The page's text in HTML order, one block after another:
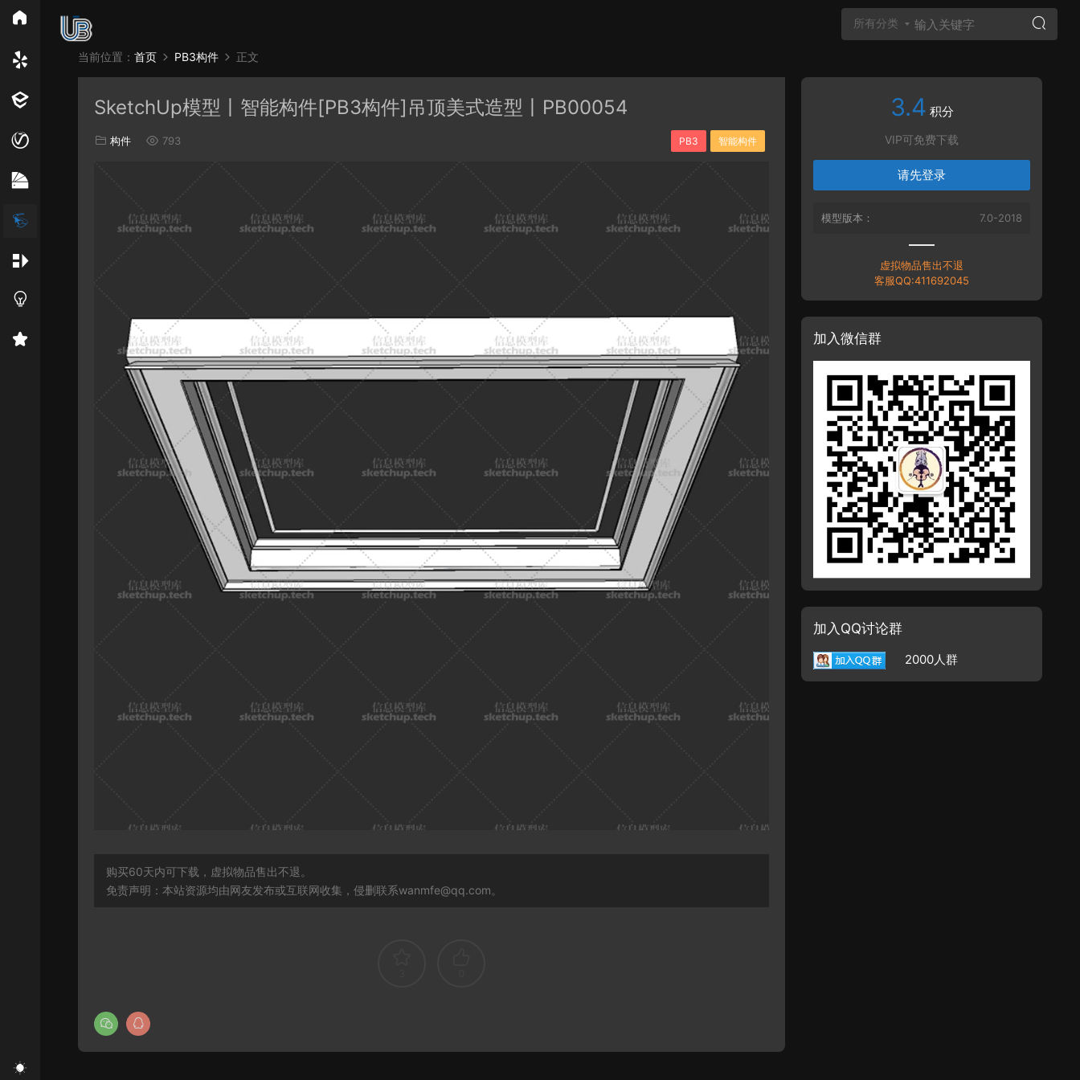
所有分类
Vray Enscape PB3构件 构件 轮廓 免费模型
当前位置： 首页 PB3构件 正文
SketchUp模型丨智能构件[PB3构件]吊顶美式造型丨PB00054
构件 793 PB3 智能构件
购买60天内可下载，虚拟物品售出不退。
免责声明：本站资源均由网友发布或互联网收集，侵删联系wanmfe@qq.com。
3.4 积分
VIP可免费下载
请先登录
模型版本： 7.0-2018
虚拟物品售出不退
客服QQ:411692045
加入微信群
加入QQ讨论群
2000人群